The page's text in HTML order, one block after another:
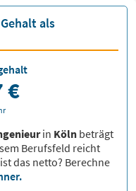
als
in Köln beträgt
Berufsfeld reicht
das netto? Berechne
€